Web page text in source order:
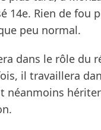
14e. Rien de fou
peu normal.
dans le rôle du
il travaillera
néanmoins hériter